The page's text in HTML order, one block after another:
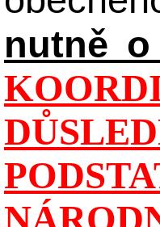
nutně